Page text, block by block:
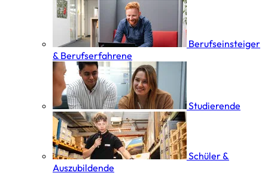
Berufseinsteiger
& Berufserfahrene
Studierende
Schüler &
Auszubildende